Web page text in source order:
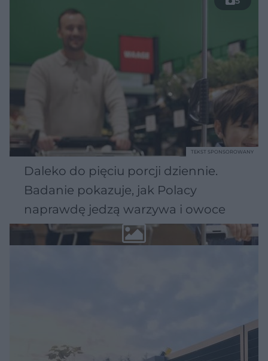
Daleko do pięciu porcji dziennie.
Badanie pokazuje, jak Polacy
naprawdę jedzą warzywa i owoce
TEKST SPONSOROWANY